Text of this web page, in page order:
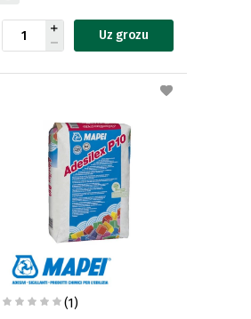
Uz grozu
(1)